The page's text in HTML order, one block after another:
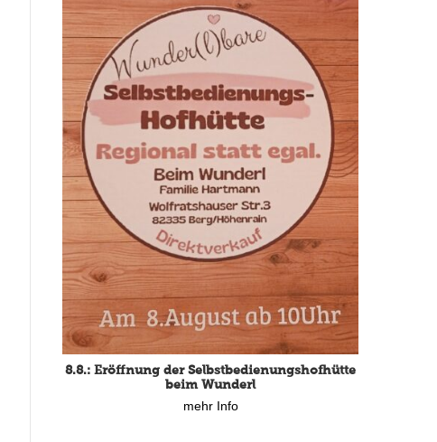
8.8.: Eröffnung der Selbstbedienungshofhütte
beim Wunderl
mehr Info